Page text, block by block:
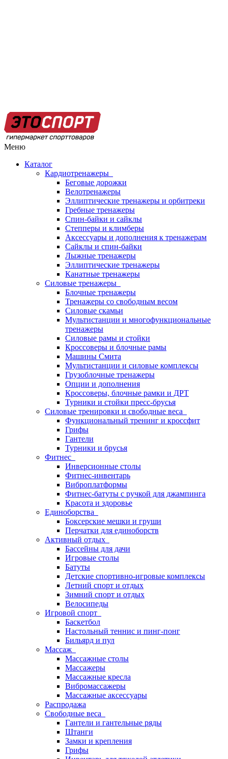
Меню
Каталог
Кардиотренажеры
Беговые дорожки
Велотренажеры
Эллиптические тренажеры и орбитреки
Гребные тренажеры
Спин-байки и сайклы
Степперы и климберы
Аксессуары и дополнения к тренажерам
Сайклы и спин-байки
Лыжные тренажеры
Эллиптические тренажеры
Канатные тренажеры
Силовые тренажеры
Блочные тренажеры
Тренажеры со свободным весом
Силовые скамьи
Мультистанции и многофункциональные
тренажеры
Силовые рамы и стойки
Кроссоверы и блочные рамы
Машины Смита
Мультистанции и силовые комплексы
Грузоблочные тренажеры
Опции и дополнения
Кроссоверы, блочные рамки и ДРТ
Турники и стойки пресс-брусья
Силовые тренировки и свободные веса
Функциональный тренинг и кроссфит
Грифы
Гантели
Турники и брусья
Фитнес
Инверсионные столы
Фитнес-инвентарь
Виброплатформы
Фитнес-батуты с ручкой для джампинга
Красота и здоровье
Единоборства
Боксерские мешки и груши
Перчатки для единоборств
Активный отдых
Бассейны для дачи
Игровые столы
Батуты
Детские спортивно-игровые комплексы
Летний спорт и отдых
Зимний спорт и отдых
Велосипеды
Игровой спорт
Баскетбол
Настольный теннис и пинг-понг
Бильярд и пул
Массаж
Массажные столы
Массажеры
Массажные кресла
Вибромассажеры
Массажные аксессуары
Распродажа
Свободные веса
Гантели и гантельные ряды
Штанги
Замки и крепления
Грифы